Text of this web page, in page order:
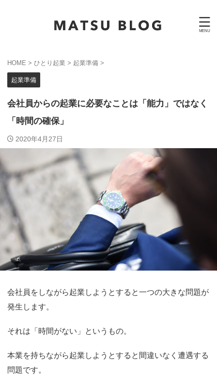
HOME > ひとり起業 > 起業準備 >
起業準備
会社員からの起業に必要なことは「能力」ではなく
「時間の確保」
2020年4月27日
会社員をしながら起業しようとすると一つの大きな問題が
発生します。
それは「時間がない」というもの。
本業を持ちながら起業しようとすると間違いなく遭遇する
問題です。